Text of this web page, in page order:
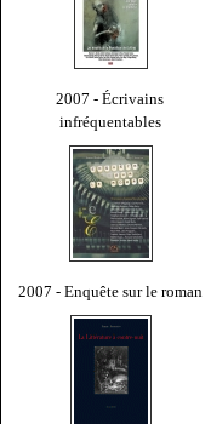
2007 - Écrivains
infréquentables
2007 - Enquête sur le roman